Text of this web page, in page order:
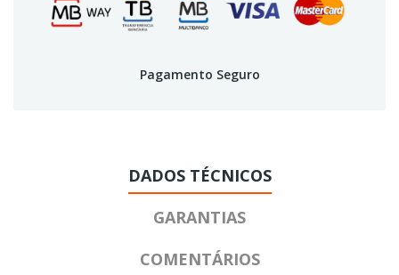
Pagamento Seguro
DADOS TÉCNICOS
GARANTIAS
COMENTÁRIOS